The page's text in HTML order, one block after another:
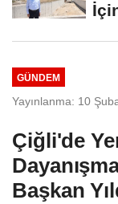
GÜNDEM
Yayınlanma: 10
Çiğli'de
Başkan